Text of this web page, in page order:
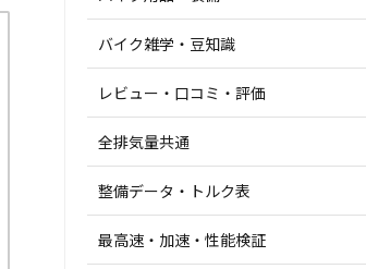
バイク雑学・豆知識
レビュー・口コミ・評価
全排気量共通
整備データ・トルク表
最高速・加速・性能検証